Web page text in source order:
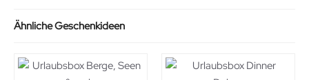
Ähnliche Geschenkideen